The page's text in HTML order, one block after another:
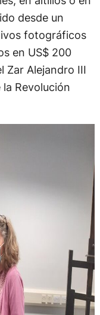
desde un
fotográficos
en US$ 200
Zar Alejandro III
Revolución